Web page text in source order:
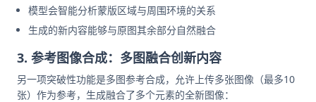
模型会智能分析蒙版区域与周围环境的关系
生成的新内容能够与原图其余部分自然融合
3. 参考图像合成：多图融合创新内容
另一项突破性功能是多图参考合成，允许上传多张图像（最多10
张）作为参考，生成融合了多个元素的全新图像：